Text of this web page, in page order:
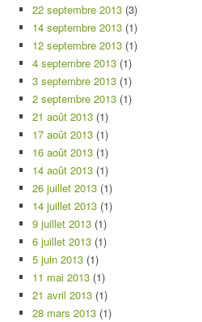
22 septembre 2013 (3)
14 septembre 2013 (1)
12 septembre 2013 (1)
4 septembre 2013 (1)
3 septembre 2013 (1)
2 septembre 2013 (1)
21 août 2013 (1)
17 août 2013 (1)
16 août 2013 (1)
14 août 2013 (1)
26 juillet 2013 (1)
14 juillet 2013 (1)
9 juillet 2013 (1)
6 juillet 2013 (1)
5 juin 2013 (1)
11 mai 2013 (1)
21 avril 2013 (1)
28 mars 2013 (1)